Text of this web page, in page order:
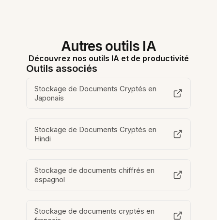
Autres outils IA
Découvrez nos outils IA et de productivité
Outils associés
Stockage de Documents Cryptés en
Japonais
Stockage de Documents Cryptés en
Hindi
Stockage de documents chiffrés en
espagnol
Stockage de documents cryptés en